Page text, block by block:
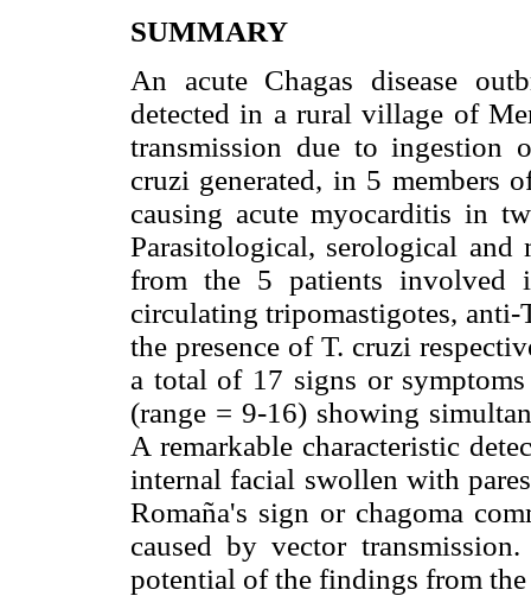
SUMMARY
An acute Chagas disease
detected in a rural village of
transmission due to ingestion
cruzi generated, in 5 members
causing acute myocarditis in
Parasitological, serological and
from the 5 patients involved
circulating tripomastigotes,
the presence of T. cruzi
a total of 17 signs or
(range = 9-16) showing
A remarkable characteristic
internal facial swollen with
Romaña's sign or chagoma
caused by vector
potential of the findings from